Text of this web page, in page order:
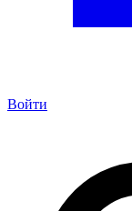
Войти